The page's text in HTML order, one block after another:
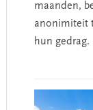
maanden,
anonimiteit
hun gedrag.